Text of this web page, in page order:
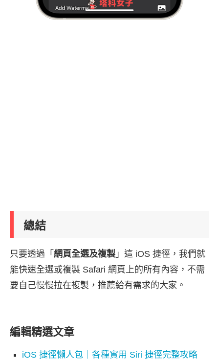
總結
只要透過「 網頁全選及複製 」這 iOS 捷徑，我們就
能快速全選或複製 Safari 網頁上的所有內容，不需
要自己慢慢拉在複製，推薦給有需求的大家。
編輯精選文章
iOS 捷徑懶人包｜各種實用 Siri 捷徑完整攻略